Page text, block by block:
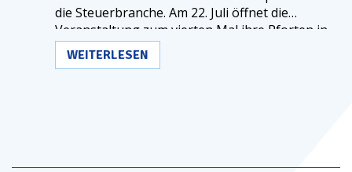
die Steuerbranche. Am 22. Juli öffnet die
Veranstaltung zum vierten Mal ihre Pforten in
der bayerischen Landeshauptstadt München.
In diesem Jahr wird mit einem noch größeren
WEITERLESEN